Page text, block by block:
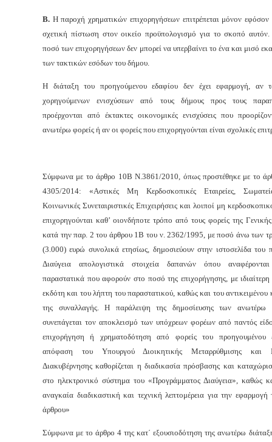
Β. Η παροχή χρηματικών επιχορηγήσεων επιτρέπεται μόνον εφόσον
σχετική πίστωση στον οικείο προϋπολογισμό για το σκοπό
ποσό των επιχορηγήσεων δεν μπορεί να υπερβαίνει το ένα και μισό
των τακτικών εσόδων του δήμου.
Η διάταξη του προηγούμενου εδαφίου δεν έχει εφαρμογή, αν
χορηγούμενων ενισχύσεων από τους δήμους προς τους
προέρχονται από έκτακτες οικονομικές ενισχύσεις που
ανωτέρω φορείς ή αν οι φορείς που επιχορηγούνται είναι σχολικές
Σύμφωνα με το άρθρο 10Β Ν.3861/2010, όπως προστέθηκε με το
4305/2014: «Αστικές Μη Κερδοσκοπικές Εταιρείες,
Κοινωνικές Συνεταιριστικές Επιχειρήσεις και λοιποί μη
επιχορηγούνται καθ’ οιονδήποτε τρόπο από τους φορείς της
κατά την παρ. 2 του άρθρου 1Β του ν. 2362/1995, με ποσό άνω των
(3.000) ευρώ συνολικά ετησίως, δημοσιεύουν στην ιστοσελίδα του
Διαύγεια απολογιστικά στοιχεία δαπανών όπου
παραστατικά που αφορούν στο ποσό της επιχορήγησης, με
εκδότη και του λήπτη του παραστατικού, καθώς και του αντικειμένου
της συναλλαγής. Η παράλειψη της δημοσίευσης των ανωτέρω
συνεπάγεται τον αποκλεισμό των υπόχρεων φορέων από παντός
επιχορήγηση ή χρηματοδότηση από φορείς του προηγουμένου
απόφαση του Υπουργού Διοικητικής Μεταρρύθμισης και
Διακυβέρνησης καθορίζεται η διαδικασία πρόσβασης και
στο ηλεκτρονικό σύστημα του «Προγράμματος Διαύγεια», καθώς
αναγκαία διαδικαστική και τεχνική λεπτομέρεια για την εφαρμογή
άρθρου»
Σύμφωνα με το άρθρο 4 της κατ΄ εξουσιοδότηση της ανωτέρω